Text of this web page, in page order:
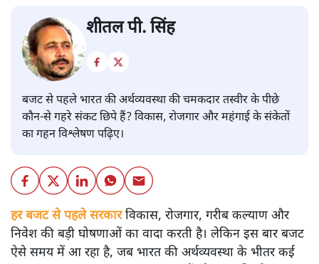
शीतल पी. सिंह
बजट से पहले भारत की अर्थव्यवस्था की चमकदार तस्वीर के पीछे
कौन-से गहरे संकट छिपे हैं? विकास, रोजगार और महंगाई के संकेतों
का गहन विश्लेषण पढ़िए।
हर बजट से पहले सरकारविकास, रोजगार, गरीब कल्याण और
निवेश की बड़ी घोषणाओं का वादा करती है। लेकिन इस बार बजट
ऐसे समय में आ रहा है, जब भारत की अर्थव्यवस्था के भीतर कई